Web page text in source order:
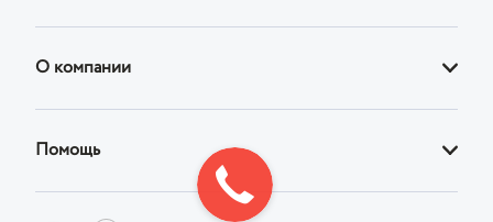
Кресла
Стулья
О компании
Адреса фирменных магазинов
Помощь